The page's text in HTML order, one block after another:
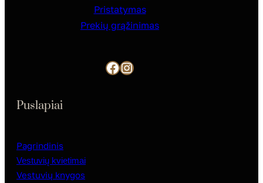
Pristatymas
Prekių grąžinimas
Facebook Instagram
Puslapiai
Pagrindinis
Vestuvių kvietimai
Vestuvių knygos